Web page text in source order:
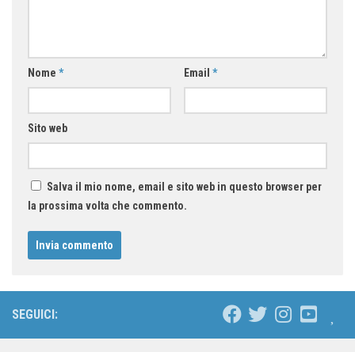
Nome * Email *
Sito web
Salva il mio nome, email e sito web in questo browser per
la prossima volta che commento.
SEGUICI: